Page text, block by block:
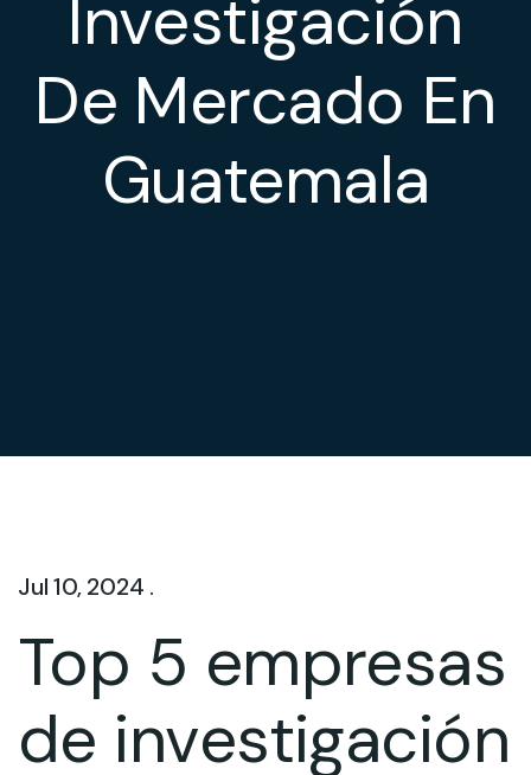
Investigación
De Mercado En
Guatemala
Jul 10, 2024 .
Top 5 empresas
de investigación